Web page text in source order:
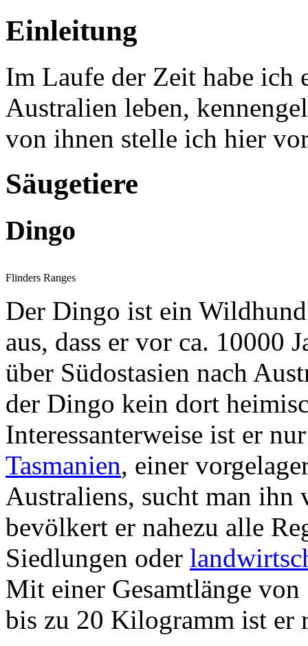
Einleitung
Im Laufe der Zeit habe ich
Australien leben,
von ihnen stelle ich hier
Säugetiere
Dingo
Flinders Ranges
Der Dingo ist ein
aus, dass er vor ca. 10000
über Südostasien nach
der Dingo kein dort
Interessanterweise ist er
Tasmanien, einer
Australiens, sucht man ihn
bevölkert er nahezu alle
Siedlungen oder
Mit einer Gesamtlänge
bis zu 20 Kilogramm ist er